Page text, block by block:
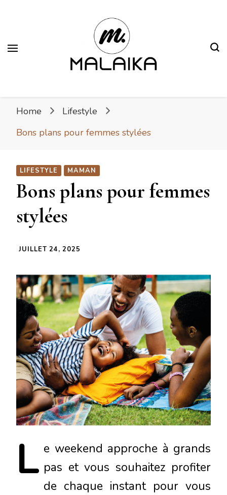
Home
Lifestyle
Bons plans pour femmes stylées
LIFESTYLE MAMAN
Bons plans pour femmes
stylées
JUILLET 24, 2025
L e weekend approche à grands
pas et vous souhaitez profiter
de chaque instant pour vous